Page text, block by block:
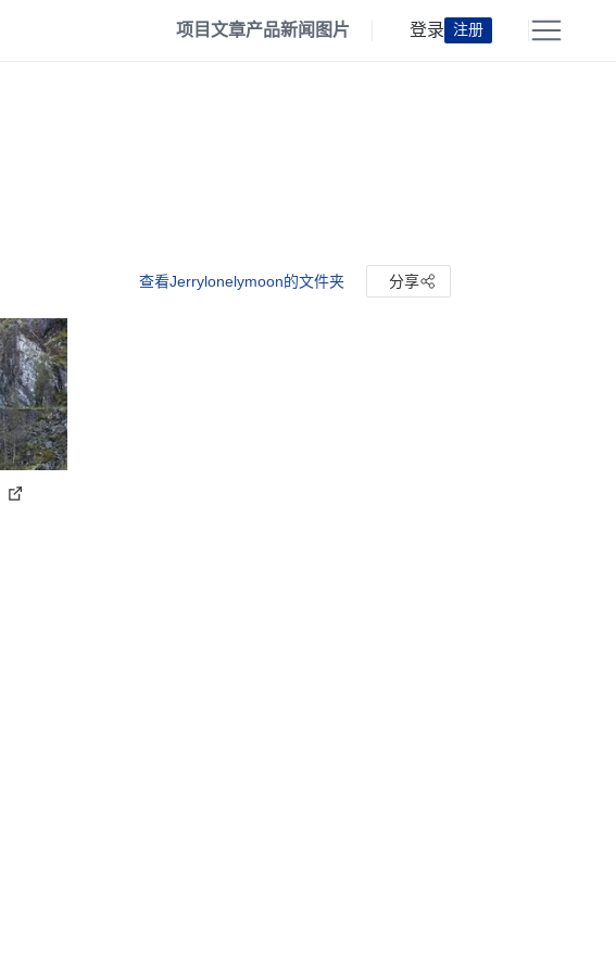
项目文章产品新闻 图片 登录 注册
查看Jerrylonelymoon的文件夹 分享